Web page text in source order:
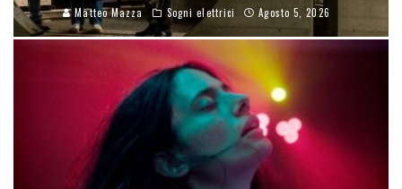
Matteo Mazza Sogni elettrici Agosto 5, 2026